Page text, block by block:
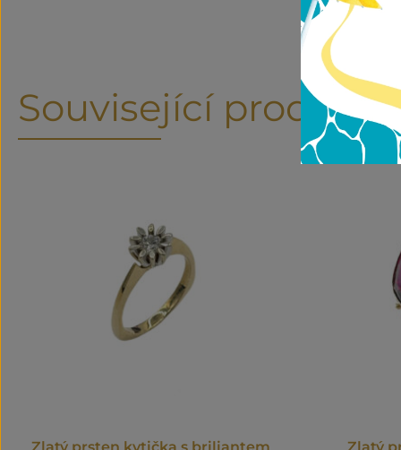
Související produkty
Zlatý prsten kytička s briliantem
Zlatý